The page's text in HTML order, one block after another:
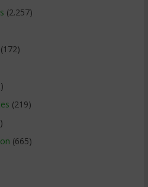
(2.257)
(172)
(219)
(665)